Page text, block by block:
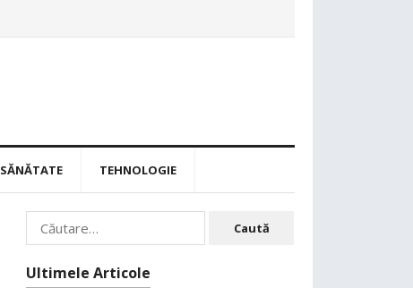
SĂNĂTATE TEHNOLOGIE
Caută
după:
Ultimele Articole